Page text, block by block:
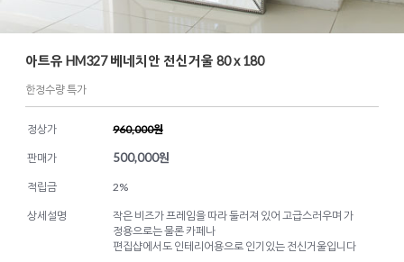
아트유 HM327 베네치안 전신거울 80 x 180
한정수량 특가
정상가 960,000원
판매가 500,000원
적립금 2%
상세설명
작은 비즈가 프레임을 따라 둘러져 있어 고급스러우며 가
정용으로는 물론 카페나
편집샵에서도 인테리어용으로 인기있는 전신거울입니다